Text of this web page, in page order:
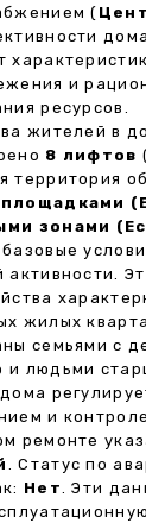
(
и
ресурсов.
жителей в
8 лифтов
территория
зонами
активности.
жилых
семьями с
людьми
и
ремонте
. Статус по
Нет. Эти